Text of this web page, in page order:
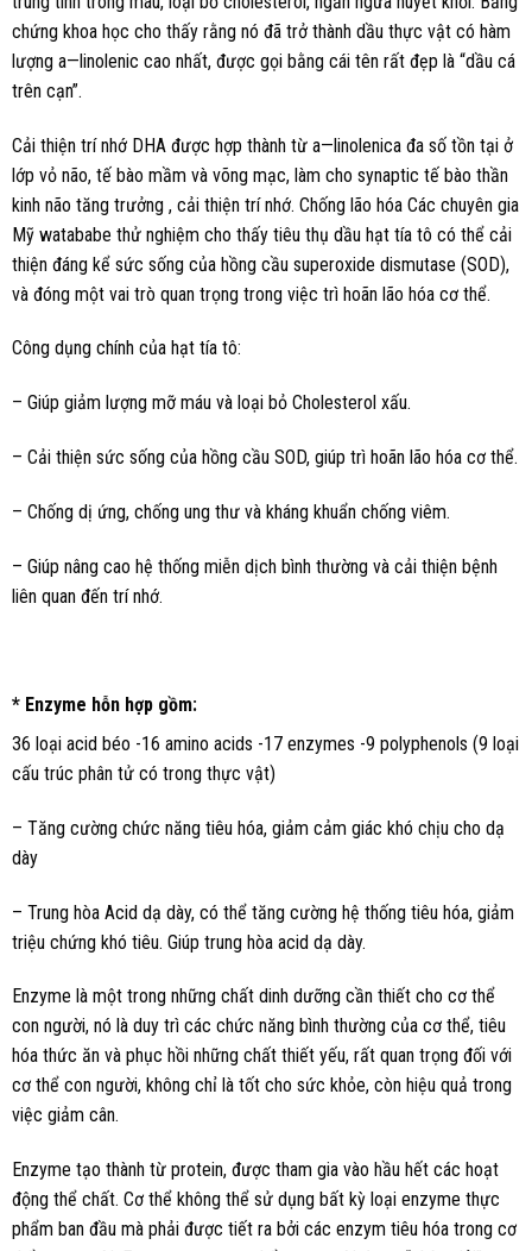
chứng khoa học cho thấy rằng nó đã trở thành dầu thực vật có hàm
lượng a—linolenic cao nhất, được gọi bằng cái tên rất đẹp là “dầu cá
trên cạn”.
Cải thiện trí nhớ DHA được hợp thành từ a—linolenica đa số tồn tại ở
lớp vỏ não, tế bào mầm và võng mạc, làm cho synaptic tế bào thần
kinh não tăng trưởng , cải thiện trí nhớ. Chống lão hóa Các chuyên gia
Mỹ watababe thử nghiệm cho thấy tiêu thụ dầu hạt tía tô có thể cải
thiện đáng kể sức sống của hồng cầu superoxide dismutase (SOD),
và đóng một vai trò quan trọng trong việc trì hoãn lão hóa cơ thể.
Công dụng chính của hạt tía tô:
– Giúp giảm lượng mỡ máu và loại bỏ Cholesterol xấu.
– Cải thiện sức sống của hồng cầu SOD, giúp trì hoãn lão hóa cơ thể.
– Chống dị ứng, chống ung thư và kháng khuẩn chống viêm.
– Giúp nâng cao hệ thống miễn dịch bình thường và cải thiện bệnh
liên quan đến trí nhớ.
* Enzyme hỗn hợp gồm:
36 loại acid béo -16 amino acids -17 enzymes -9 polyphenols (9 loại
cấu trúc phân tử có trong thực vật)
– Tăng cường chức năng tiêu hóa, giảm cảm giác khó chịu cho dạ
dày
– Trung hòa Acid dạ dày, có thể tăng cường hệ thống tiêu hóa, giảm
triệu chứng khó tiêu. Giúp trung hòa acid dạ dày.
Enzyme là một trong những chất dinh dưỡng cần thiết cho cơ thể
con người, nó là duy trì các chức năng bình thường của cơ thể, tiêu
hóa thức ăn và phục hồi những chất thiết yếu, rất quan trọng đối với
cơ thể con người, không chỉ là tốt cho sức khỏe, còn hiệu quả trong
việc giảm cân.
Enzyme tạo thành từ protein, được tham gia vào hầu hết các hoạt
động thể chất. Cơ thể không thể sử dụng bất kỳ loại enzyme thực
phẩm ban đầu mà phải được tiết ra bởi các enzym tiêu hóa trong cơ